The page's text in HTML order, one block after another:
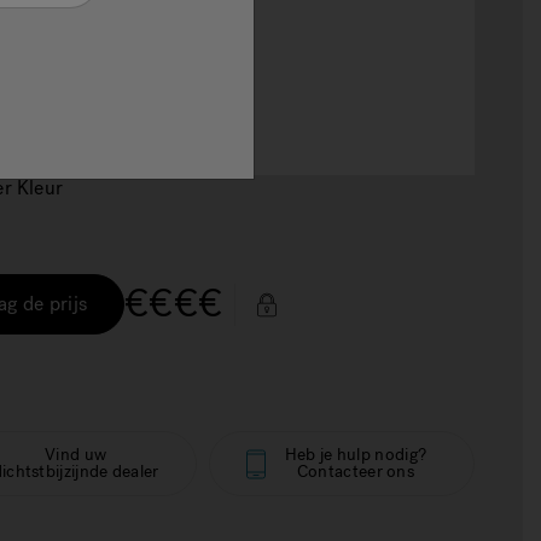
Kleur
€€€€
de prijs
Vind uw
dealer
Heb je hulp nodig?
Contacteer ons